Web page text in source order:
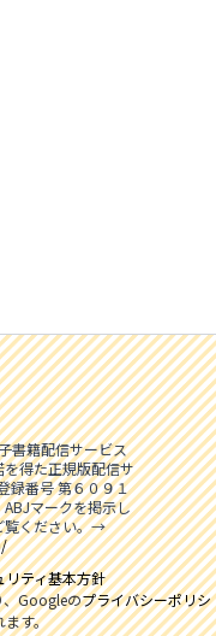
書籍配信サービス
得た正規版配信サ
録番号 第６０９１
マークを掲示し
覧ください。→
リティ基本方針
、Googleのプライバシーポリシ
ます。